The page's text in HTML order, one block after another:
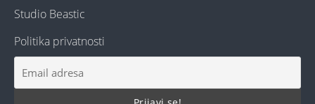
Studio Beastic
Politika privatnosti